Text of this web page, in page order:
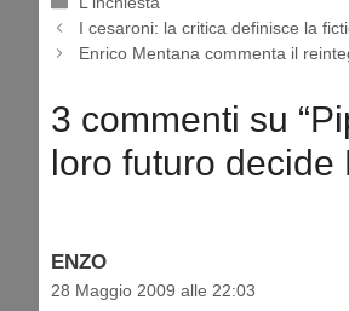
I cesaroni: la critica definisce la
Enrico Mentana commenta il
3 commenti su
loro futuro decide
ENZO
28 Maggio 2009 alle 22:03